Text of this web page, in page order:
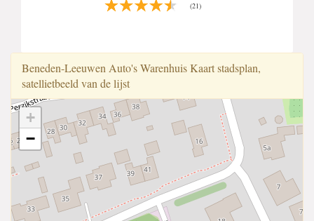
(21)
Beneden-Leeuwen Auto's Warenhuis Kaart stadsplan,
satellietbeeld van de lijst
+
−